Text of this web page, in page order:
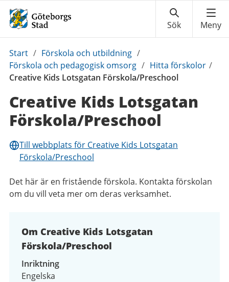
Du
är
här:
Start / Förskola och utbildning /
Förskola och pedagogisk omsorg / Hitta förskolor /
Creative Kids Lotsgatan Förskola/Preschool
Creative Kids Lotsgatan
Förskola/Preschool
Till webbplats för Creative Kids Lotsgatan
Förskola/Preschool
Det här är en fristående förskola. Kontakta förskolan
om du vill veta mer om deras verksamhet.
Om Creative Kids Lotsgatan
Förskola/Preschool
Inriktning
Engelska